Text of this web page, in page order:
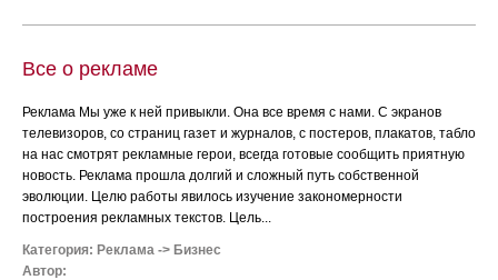
Все о рекламе
Реклама Мы уже к ней привыкли. Она все время с нами. С экранов
телевизоров, со страниц газет и журналов, с постеров, плакатов, табло
на нас смотрят рекламные герои, всегда готовые сообщить приятную
новость. Реклама прошла долгий и сложный путь собственной
эволюции. Целю работы явилось изучение закономерности
построения рекламных текстов. Цель...
Категория: Реклама -> Бизнес
Автор: